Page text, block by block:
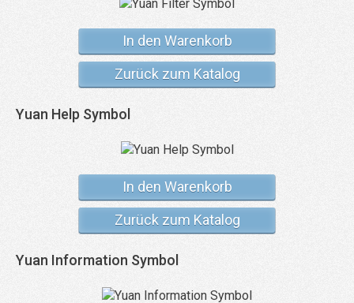
In den Warenkorb
Zurück zum Katalog
Yuan Help Symbol
In den Warenkorb
Zurück zum Katalog
Yuan Information Symbol